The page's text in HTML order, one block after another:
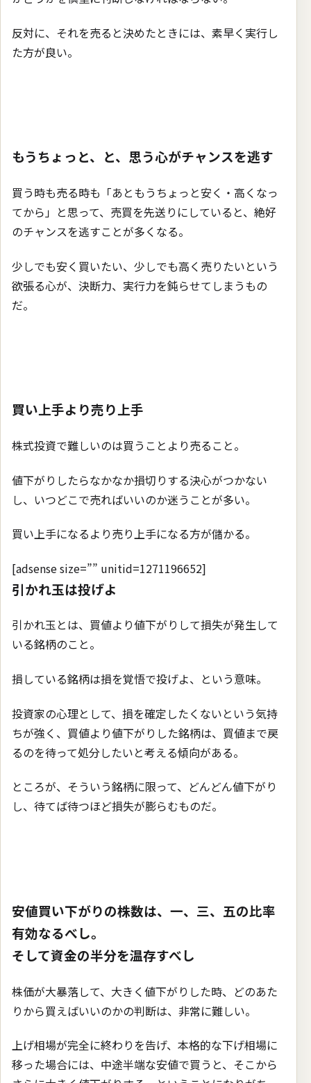
反対に、それを売ると決めたときには、素早く実行し
た方が良い。
もうちょっと、と、思う心がチャンスを逃す
買う時も売る時も「あともうちょっと安く・高くなっ
てから」と思って、売買を先送りにしていると、絶好
のチャンスを逃すことが多くなる。
少しでも安く買いたい、少しでも高く売りたいという
欲張る心が、決断力、実行力を鈍らせてしまうもの
だ。
買い上手より売り上手
株式投資で難しいのは買うことより売ること。
値下がりしたらなかなか損切りする決心がつかない
し、いつどこで売ればいいのか迷うことが多い。
買い上手になるより売り上手になる方が儲かる。
[adsense size=”” unitid=1271196652]
引かれ玉は投げよ
引かれ玉とは、買値より値下がりして損失が発生して
いる銘柄のこと。
損している銘柄は損を覚悟で投げよ、という意味。
投資家の心理として、損を確定したくないという気持
ちが強く、買値より値下がりした銘柄は、買値まで戻
るのを待って処分したいと考える傾向がある。
ところが、そういう銘柄に限って、どんどん値下がり
し、待てば待つほど損失が膨らむものだ。
安値買い下がりの株数は、一、三、五の比率
有効なるべし。
そして資金の半分を温存すべし
株価が大暴落して、大きく値下がりした時、どのあた
りから買えばいいのかの判断は、非常に難しい。
上げ相場が完全に終わりを告げ、本格的な下げ相場に
移った場合には、中途半端な安値で買うと、そこから